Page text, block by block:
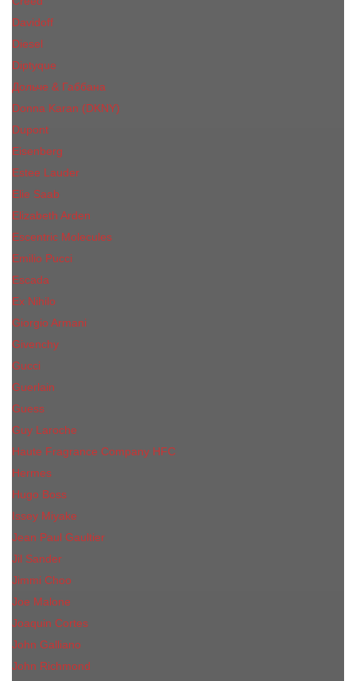
Davidoff
Diesel
Diptyque
Дольче & Габбана
Donna Karan (DKNY)
Dupont
Eisenberg
Еsteе Lаudеr
Elie Saab
Elizabeth Arden
Escentric Molecules
Emilio Pucci
Escada
Ex Nihilo
Giorgio Armani
Givenchy
Gucci
Guerlain
Guess
Guy Laroche
Haute Fragrance Company HFC
Hermes
Hugo Boss
Issey Miyake
Jean Paul Gaultier
Jil Sander
Jimmi Choo
Jое Malоnе
Joaquin Cortes
John Galliano
John Richmond